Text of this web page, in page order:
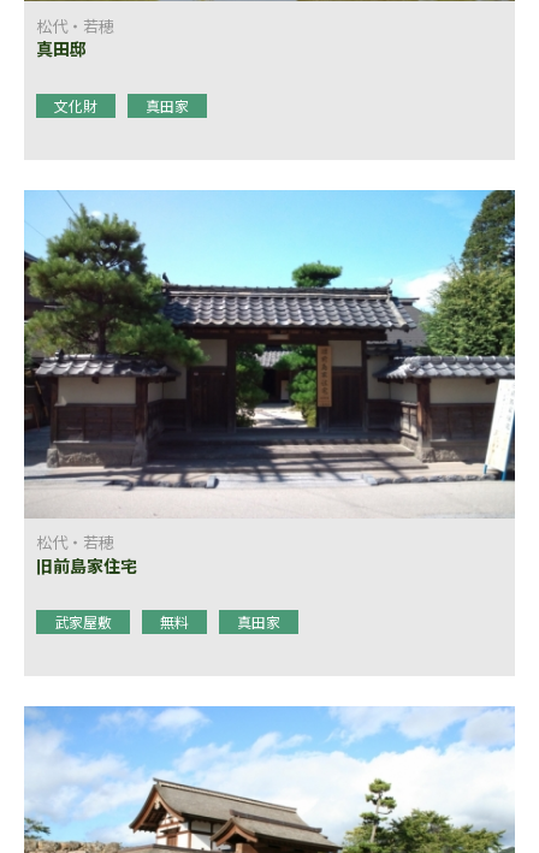
松代・若穂
真田邸
文化財 真田家
松代・若穂
旧前島家住宅
武家屋敷 無料 真田家